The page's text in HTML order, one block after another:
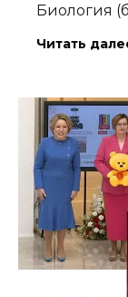
Биология
Читать